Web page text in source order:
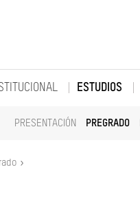
ESTUDIOS
PRESENTACIÓN PREGRADO